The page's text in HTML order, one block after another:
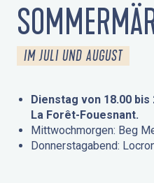
IM JULI UND AUGUST
Dienstag von 18.00
La Forêt-Fouesnant.
Mittwochmorgen: Beg
Donnerstagabend: